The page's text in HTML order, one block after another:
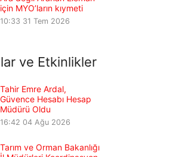
için MYO’ların kıymeti
10:33 31 Tem 2026
ve Etkinlikler
Tahir Emre Ardal,
Güvence Hesabı Hesap
Müdürü Oldu
16:42 04 Ağu 2026
Tarım ve Orman Bakanlığı